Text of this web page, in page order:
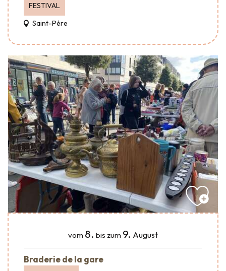
FESTIVAL
Saint-Père
vom 8. bis zum 9. August
Braderie de la gare